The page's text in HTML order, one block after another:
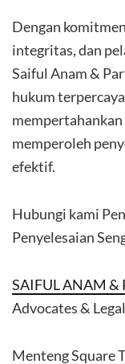
Dengan
integritas, dan
Saiful Anam &
hukum
memperoleh
efektif.
Hubungi kami
Penyelesaian
SAIFUL ANAM &
Advocates &
Menteng Square